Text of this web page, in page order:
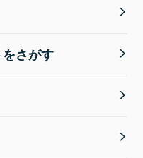
さがす